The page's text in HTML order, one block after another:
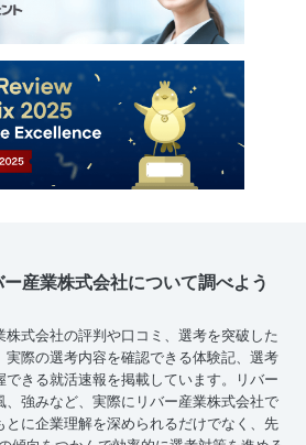
産業株式会社について調べよう
式会社の評判や口コミ、選考を突破した
際の選考内容を確認できる体験記、選考
きる就活速報を掲載しています。リバー
強みなど、実際にリバー産業株式会社で
に企業理解を深められるだけでなく、先